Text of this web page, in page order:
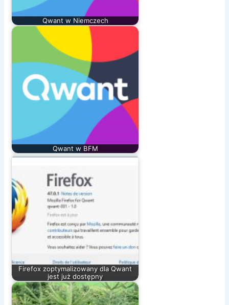
Qwant w Niemczech
Qwant w BFM
Firefox zoptymalizowany dla Qwant
jest już dostępny